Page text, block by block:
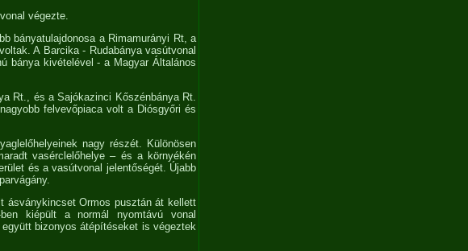
végezte.
bányatulajdonosa a Rimamurányi Rt, a
A Barcika - Rudabánya vasútvonal
bánya kivételével - a Magyar Általános
Rt., és a Sajókazinci Kőszénbánya Rt.
felvevőpiaca volt a Diósgyőri és
nagy részét. Különösen
vasérclelőhelye – és a környékén
és a vasútvonal jelentőségét. Újabb
ásványkincset Ormos pusztán át kellett
kiépült a normál nyomtávú vonal
bizonyos átépítéseket is végeztek